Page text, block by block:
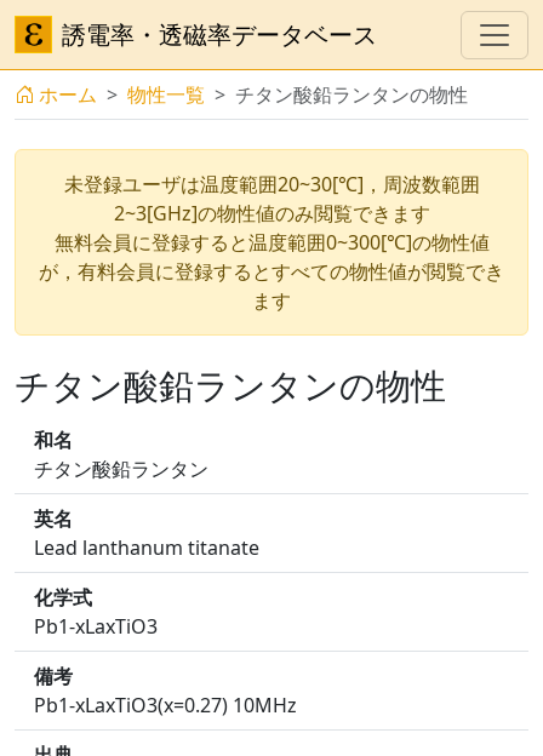
誘電率・透磁率データベース
ホーム 物性一覧 チタン酸鉛ランタンの物性
未登録ユーザは温度範囲20~30[℃]，周波数範囲
2~3[GHz]の物性値のみ閲覧できます
無料会員に登録すると温度範囲0~300[℃]の物性値
が，有料会員に登録するとすべての物性値が閲覧でき
ます
チタン酸鉛ランタンの物性
和名
チタン酸鉛ランタン
英名
Lead lanthanum titanate
化学式
Pb1-xLaxTiO3
備考
Pb1-xLaxTiO3(x=0.27) 10MHz